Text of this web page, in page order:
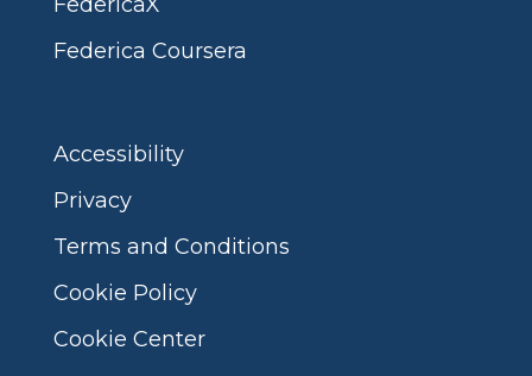
Federica Coursera
Accessibility
Privacy
Terms and Conditions
Cookie Policy
Cookie Center